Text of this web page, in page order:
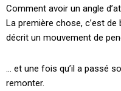
Comment avoir un angle
La première chose, c’est
décrit un mouvement de
… et une fois qu’il a passé
remonter.